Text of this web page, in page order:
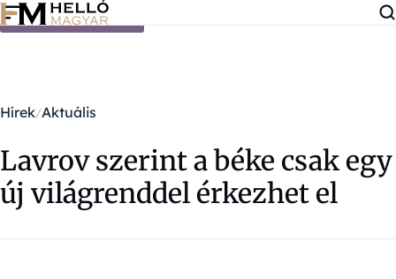
Ugrás a tartalomra
Hírek Aktuális
Lavrov szerint a béke csak egy
új világrenddel érkezhet el